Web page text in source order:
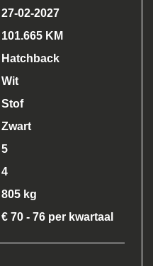
27-02-2027
101.665 KM
Hatchback
Wit
Stof
Zwart
5
4
805 kg
€ 70 - 76 per kwartaal